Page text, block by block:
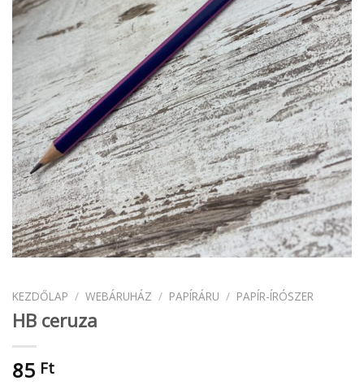
KEZDŐLAP / WEBÁRUHÁZ / PAPÍRÁRU / PAPÍR-ÍRÓSZER
HB ceruza
85 Ft